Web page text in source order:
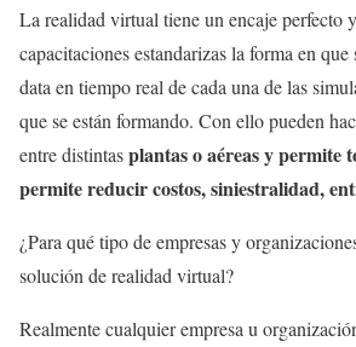
La realidad virtual tiene un encaje perfecto
capacitaciones estandarizas la forma en
data en tiempo real de cada una de las
que se están formando. Con ello pueden
entre distintasplantas o aéreas y permite
permite reducir costos, siniestralidad,
¿Para qué tipo de empresas y
solución de realidad virtual?
Realmente cualquier empresa u